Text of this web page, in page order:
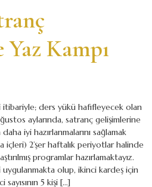
Yaz Kampı
itibariyle; ders yükü hafifleyecek olan
aylarında, satranç gelişimlerine
iyi hazırlanmalarını sağlamak
içleri) 2’şer haftalık periyotlar halinde
programlar hazırlamaktayız.
uygulanmakta olup, ikinci kardeş için
5 kişi […]